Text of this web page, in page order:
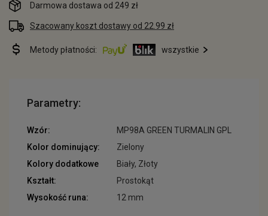
Darmowa dostawa od 249 zł
Szacowany koszt dostawy od 22.99 zł
Metody płatności: wszystkie
Parametry:
Wzór:
MP98A GREEN TURMALIN GPL
Kolor dominujący:
Zielony
Kolory dodatkowe
Biały, Złoty
Kształt:
Prostokąt
Wysokość runa:
12 mm